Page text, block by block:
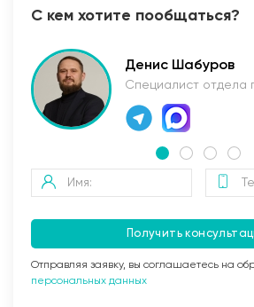
С кем хотите пообщаться?
Денис Шабуров
Специалист отдела
Получить
Отправляя заявку, вы соглашаетесь на
персональных данных